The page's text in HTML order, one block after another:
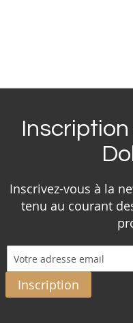
Inscrivez-vous à la
tenu au courant
Inscription